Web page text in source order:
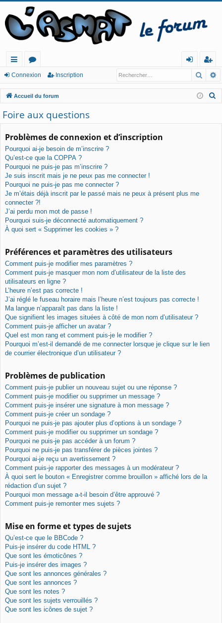
ac
co
ur
cis
or
u
m
s
n
ne
ns
cri
pt
Connexion Inscription
Accueil du forum
Foire aux questions
Problèmes de connexion et d’inscription
Pourquoi ai-je besoin de m’inscrire ?
Qu’est-ce que la COPPA ?
Pourquoi ne puis-je pas m’inscrire ?
Je suis inscrit mais je ne peux pas me connecter !
Pourquoi ne puis-je pas me connecter ?
Je m’étais déjà inscrit par le passé mais ne peux à présent plus me
connecter ?!
J’ai perdu mon mot de passe !
Pourquoi suis-je déconnecté automatiquement ?
À quoi sert « Supprimer les cookies » ?
Préférences et paramètres des utilisateurs
Comment puis-je modifier mes paramètres ?
Comment puis-je masquer mon nom d’utilisateur de la liste des
utilisateurs en ligne ?
L’heure n’est pas correcte !
J’ai réglé le fuseau horaire mais l’heure n’est toujours pas correcte !
Ma langue n’apparaît pas dans la liste !
Que signifient les images situées à côté de mon nom d’utilisateur ?
Comment puis-je afficher un avatar ?
Quel est mon rang et comment puis-je le modifier ?
Pourquoi m’est-il demandé de me connecter lorsque je clique sur le lien
de courrier électronique d’un utilisateur ?
Problèmes de publication
Comment puis-je publier un nouveau sujet ou une réponse ?
Comment puis-je modifier ou supprimer un message ?
Comment puis-je insérer une signature à mon message ?
Comment puis-je créer un sondage ?
Pourquoi ne puis-je pas ajouter plus d’options à un sondage ?
Comment puis-je modifier ou supprimer un sondage ?
Pourquoi ne puis-je pas accéder à un forum ?
Pourquoi ne puis-je pas transférer de pièces jointes ?
Pourquoi ai-je reçu un avertissement ?
Comment puis-je rapporter des messages à un modérateur ?
À quoi sert le bouton « Enregistrer comme brouillon » affiché lors de la
rédaction d’un sujet ?
Pourquoi mon message a-t-il besoin d’être approuvé ?
Comment puis-je remonter mes sujets ?
Mise en forme et types de sujets
Qu’est-ce que le BBCode ?
Puis-je insérer du code HTML ?
Que sont les émoticônes ?
Puis-je insérer des images ?
Que sont les annonces générales ?
Que sont les annonces ?
Que sont les notes ?
Que sont les sujets verrouillés ?
Que sont les icônes de sujet ?